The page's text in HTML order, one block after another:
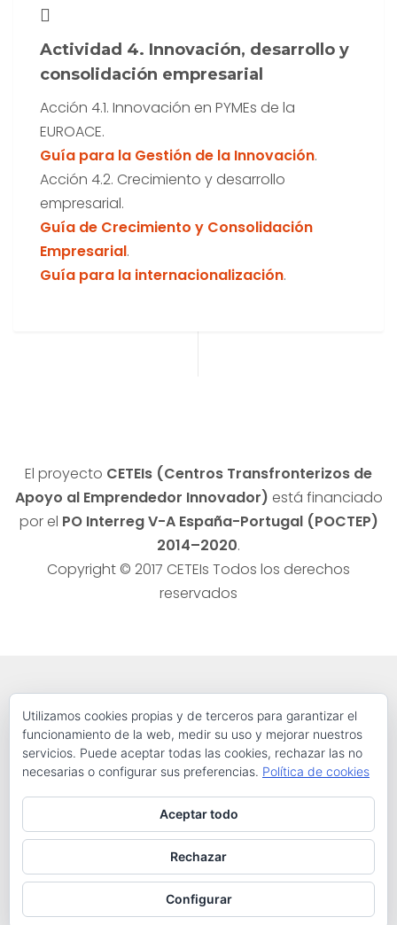
Actividad 4. Innovación, desarrollo y
consolidación empresarial
Acción 4.1. Innovación en PYMEs de la
EUROACE.
Guía para la Gestión de la Innovación.
Acción 4.2. Crecimiento y desarrollo
empresarial.
Guía de Crecimiento y Consolidación
Empresarial.
Guía para la internacionalización.
El proyecto CETEIs (Centros Transfronterizos de
Apoyo al Emprendedor Innovador) está financiado
por el PO Interreg V-A España-Portugal (POCTEP)
2014–2020.
Copyright © 2017 CETEIs Todos los derechos
reservados
El proyecto CETEIs (Centros Transfronterizos de Apoyo al Emprendedor
(POCTEP) 2014–2020.
Copyright © 2017 CETEIs Todos los derechos reservados
Utilizamos cookies propias y de terceros para garantizar el
funcionamiento de la web, medir su uso y mejorar nuestros
servicios. Puede aceptar todas las cookies, rechazar las no
necesarias o configurar sus preferencias. Política de cookies
Aceptar todo
Rechazar
Configurar